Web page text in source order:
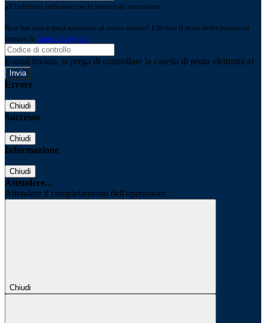
all'indirizzo indicato con le istruzioni necessarie.
Non hai una e-mail associata al nome utente? Effettua il reset della password
tramite la Login Spaggiari
E-mail inviata, si prega di controllare la casella di posta elettronica!
Errore
Chiudi
Successo
Chiudi
Informazione
Chiudi
Attendere...
Attendere il completamento dell'operazione...
Chiudi